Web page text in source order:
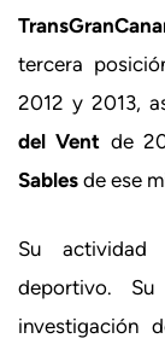
tercera
2012 y 2013,
del Vent de
Sables de ese
Su actividad
deportivo.
investigación